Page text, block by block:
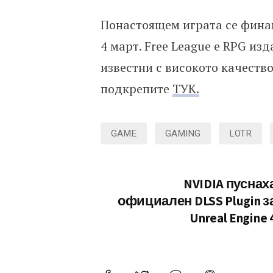
Понастоящем играта се
4 март. Free League е RPG
известни с високото
подкрепите ТУК.
GAME GAMING LOTR
NVIDIA
официален DLSS Plugin
Unreal Engine